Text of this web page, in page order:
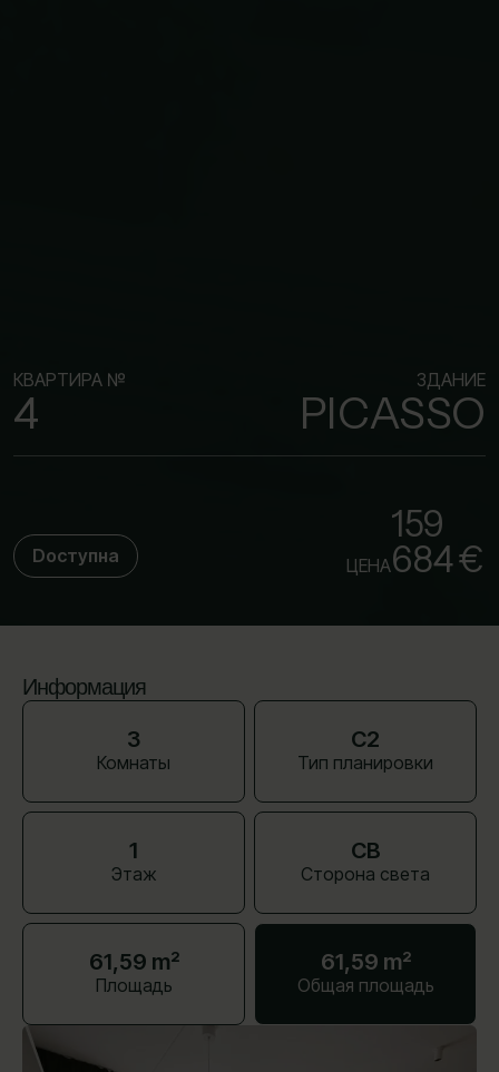
КВАРТИРА №
4
ЗДАНИЕ
PICASSO
Dоступна ЦЕНА
159
684 €
Информация
3
Комнаты
C2
Тип планировки
1
Этаж
СВ
Сторона света
61,59 m²
Площадь
61,59 m²
Общая площадь